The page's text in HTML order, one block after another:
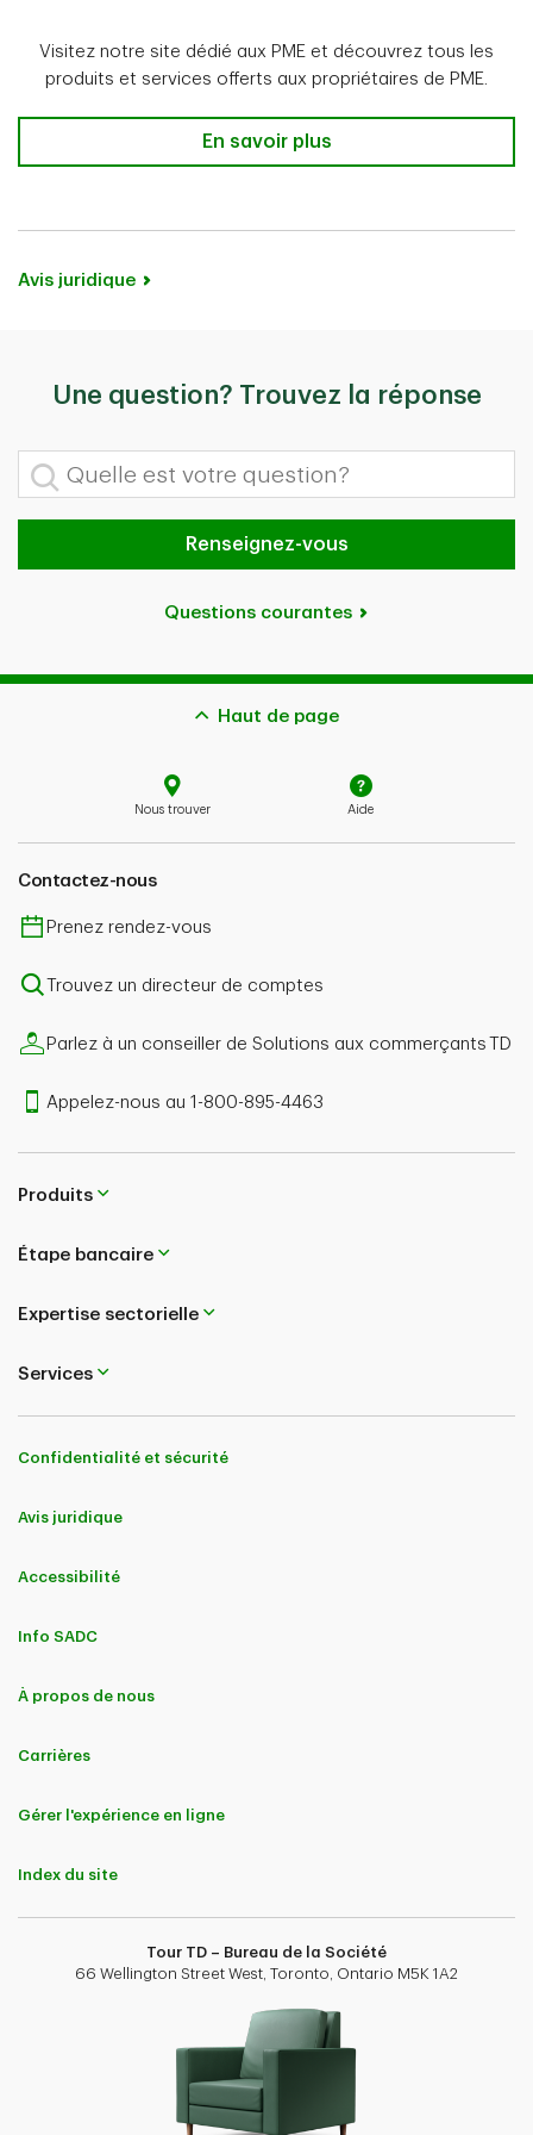
Visitez notre site dédié aux PME et découvrez tous les
produits et services offerts aux propriétaires de PME.
Besoin de solutions d'affaires ?
En savoir plus
Avis juridique
Une question? Trouvez la réponse
Quelle est votre question?
Renseignez-vous
Questions courantes
Haut de page
Nous trouver Aide
Contactez-nous
Prenez rendez-vous
Trouvez un directeur de comptes
Parlez à un conseiller de Solutions aux commerçants TD
Appelez-nous au 1-800-895-4463
Produits
Étape bancaire
Expertise sectorielle
Services
Confidentialité et sécurité
Avis juridique
Accessibilité
Info SADC
À propos de nous
Carrières
Gérer l'expérience en ligne
Index du site
Tour TD – Bureau de la Société
66 Wellington Street West, Toronto, Ontario M5K 1A2